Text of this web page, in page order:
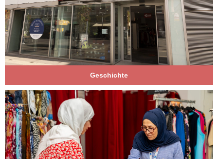
Geschichte